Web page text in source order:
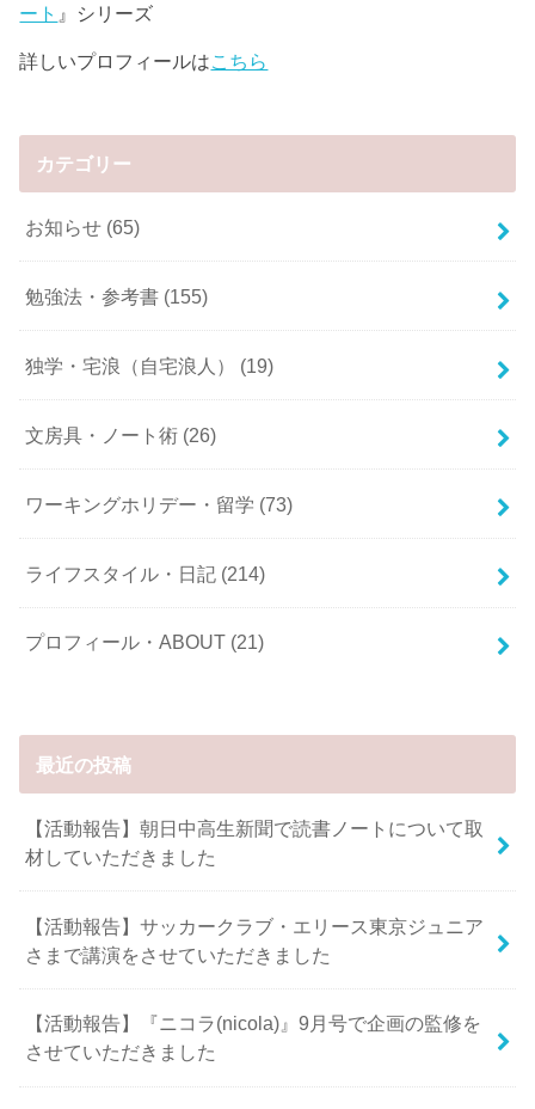
ート 』シリーズ
詳しいプロフィールはこちら
カテゴリー
お知らせ (65)
勉強法・参考書 (155)
独学・宅浪（自宅浪人） (19)
文房具・ノート術 (26)
ワーキングホリデー・留学 (73)
ライフスタイル・日記 (214)
プロフィール・ABOUT (21)
最近の投稿
【活動報告】朝日中高生新聞で読書ノートについて取
材していただきました
【活動報告】サッカークラブ・エリース東京ジュニア
さまで講演をさせていただきました
【活動報告】『ニコラ(nicola)』9月号で企画の監修を
させていただきました